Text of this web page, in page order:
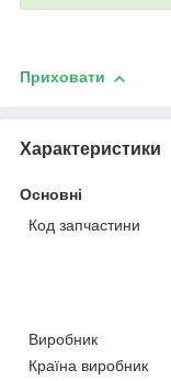
Приховати
Характеристики
Основні
Код запчастини
Виробник
Країна виробник